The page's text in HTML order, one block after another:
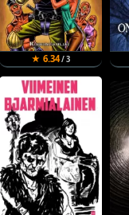
★ 6.34/ 3